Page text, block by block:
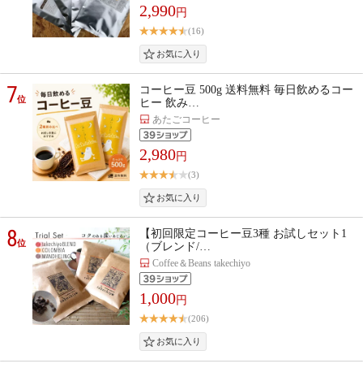
2,990円
(16)
7位
コーヒー豆 500g 送料無料 毎日飲めるコー
ヒー 飲み…
あたごコーヒー
2,980円
(3)
8位
【初回限定コーヒー豆3種 お試しセット1
（ブレンド/…
Coffee＆Beans takechiyo
1,000円
(206)